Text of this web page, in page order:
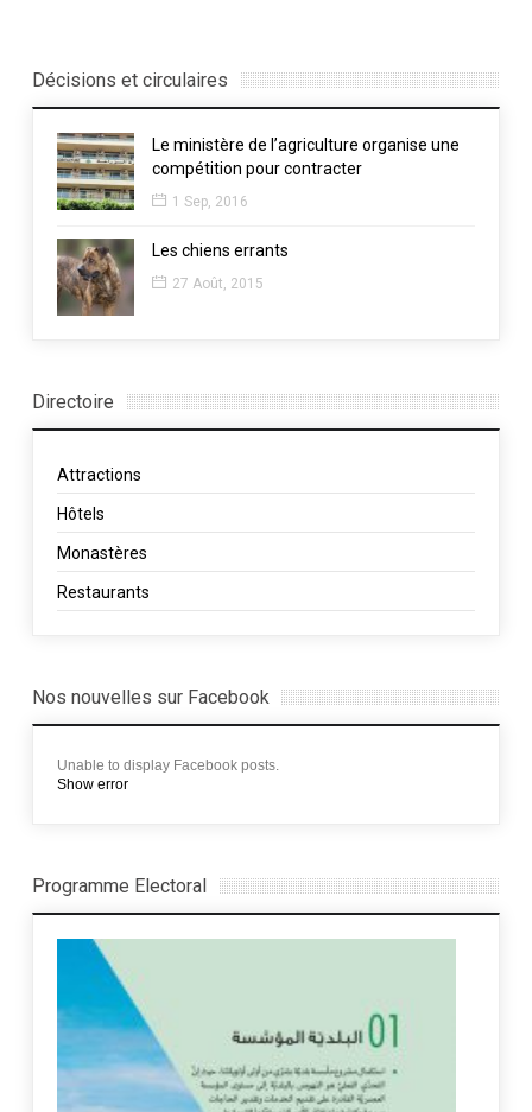
Décisions et circulaires
Le ministère de l’agriculture organise une
compétition pour contracter
1 Sep, 2016
Les chiens errants
27 Août, 2015
Directoire
Attractions
Hôtels
Monastères
Restaurants
Nos nouvelles sur Facebook
Unable to display Facebook posts.
Show error
Programme Electoral